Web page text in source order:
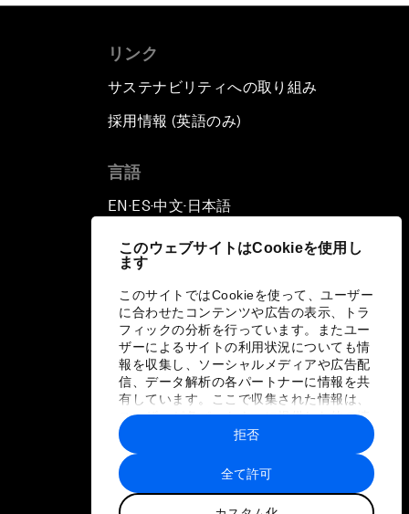
このウェブサイトはCookieを使用し
ます
このサイトではCookieを使って、ユーザー
に合わせたコンテンツや広告の表示、トラ
フィックの分析を行っています。またユー
ザーによるサイトの利用状況についても情
報を収集し、ソーシャルメディアや広告配
信、データ解析の各パートナーに情報を共
有しています。ここで収集された情報は、
ユーザーが各パートナーに提供した他の情
報や各パートナーのサービスを使用した際
に収集された情報と組み合わされ、各パー
トナーによって使用されることがありま
す。
全て許可
拒否
リンク
サステナビリティへの取り組み
採用情報 (英語のみ)
言語
EN ▪ ES▪中文▪ 日本語